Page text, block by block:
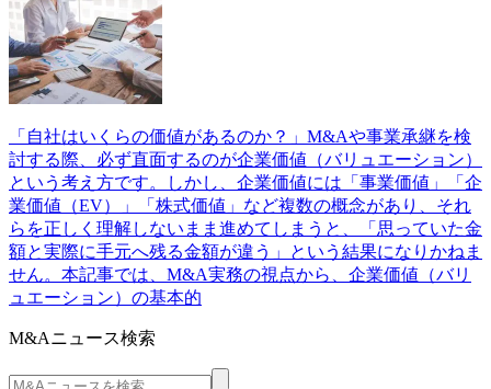
「自社はいくらの価値があるのか？」M&Aや事業承継を検
討する際、必ず直面するのが企業価値（バリュエーション）
という考え方です。しかし、企業価値には「事業価値」「企
業価値（EV）」「株式価値」など複数の概念があり、それ
らを正しく理解しないまま進めてしまうと、「思っていた金
額と実際に手元へ残る金額が違う」という結果になりかねま
せん。本記事では、M&A実務の視点から、企業価値（バリ
ュエーション）の基本的
M&Aニュース検索